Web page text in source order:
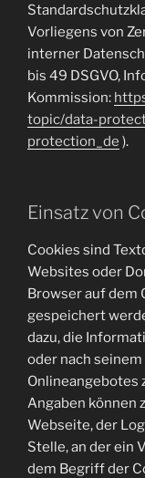
Vorliegens von
interner
bis 49 DSGVO,
Kommission:
topic/data-
protection_de ).
Einsatz von
Cookies sind
Websites oder
Browser auf dem
gespeichert
dazu, die
oder nach
Onlineangebotes
Angaben können
Webseite, der
Stelle, an der ein
dem Begriff der